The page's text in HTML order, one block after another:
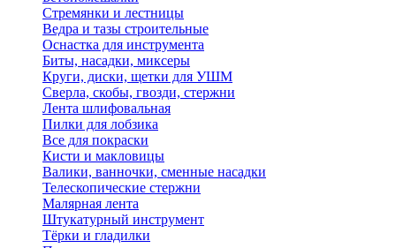
Стремянки и лестницы
Ведра и тазы строительные
Оснастка для инструмента
Биты, насадки, миксеры
Круги, диски, щетки для УШМ
Сверла, скобы, гвозди, стержни
Лента шлифовальная
Пилки для лобзика
Все для покраски
Кисти и макловицы
Валики, ванночки, сменные насадки
Телескопические стержни
Малярная лента
Штукатурный инструмент
Тёрки и гладилки